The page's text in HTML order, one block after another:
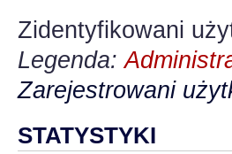
Zidentyfikowani
Legenda:
Zarejestrowani
STATYSTYKI